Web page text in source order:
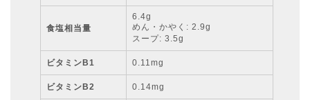
食塩相当量
6.4g
めん・かやく: 2.9g
スープ: 3.5g
ビタミンB1 0.11mg
ビタミンB2 0.14mg